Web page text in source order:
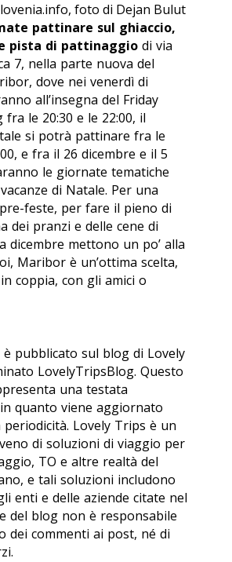
foto di Dejan Bulut
pattinare sul ghiaccio,
pista di pattinaggio di via
7, nella parte nuova del
dove nei venerdì di
all’insegna del Friday
fra le 20:30 e le 22:00, il
si potrà pattinare fra le
e fra il 26 dicembre e il 5
le giornate tematiche
di Natale. Per una
feste, per fare il pieno di
dei pranzi e delle cene di
dicembre mettono un po’ alla
Maribor è un’ottima scelta,
coppia, con gli amici o
pubblicato sul blog di Lovely
LovelyTripsBlog. Questo
una testata
quanto viene aggiornato
periodicità. Lovely Trips è un
di soluzioni di viaggio per
TO e altre realtà del
e tali soluzioni includono
enti e delle aziende citate nel
del blog non è responsabile
dei commenti ai post, né di